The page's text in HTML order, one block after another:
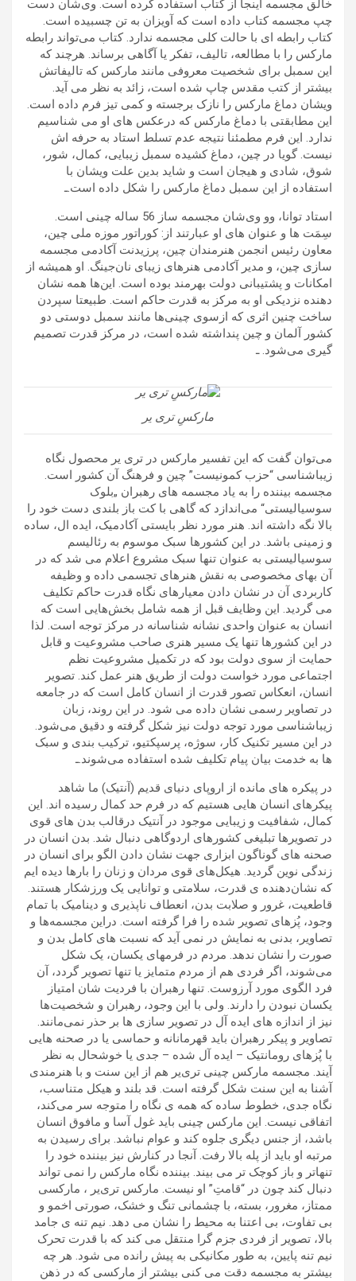
خالق مجسمه اینجا از کتاب استفاده کرده است. وی‌شان دست
چپ مجسمه کتاب داده است که آویزان به تن چسبیده است.
کتاب رابطه ای با حالت کلی مجسمه ندارد. کتاب می‌تواند رابطه
مارکس را با مطالعه، تالیف، تفکر یا آگاهی برساند. هرچند که
این سمبل برای شخصیت معروفی مانند مارکس که تالیفاتش
بیشتر از کتب مقدس چاپ شده است، زائد به نظر می آید.
ویشان دماغ مارکس را نازک برجسته و کمی تیز فرم داده است.
این مطابقتی با دماغ مارکس که درعکس های او می شناسیم
ندارد. این فرم مطمئنا نتیجه عدم تسلط استاد به حرفه اش
نیست. گویا در چین، دماغ کشیده سمبل زیبایی، کمال، شور،
شوق، شادی و هیجان است و شاید بدین علت ویشان با
استفاده از این سمبل دماغ مارکس را شکل داده است.ـ
استاد توانا، وو وی‌شان مجسمه ساز 56 ساله چینی است.
سِمَت ها و عنوان های او عبارتند از: کوراتور موزه ملی چین،
معاون رئیس انجمن هنرمندان چین، پرزیدنت آکادمی مجسمه
سازی چین، و مدیر آکادمی هنرهای زیبای نان‌جینگ. او همیشه از
امکانات و پشتیبانی دولت بهرمند بوده است. این‌ها همه نشان
دهنده نزدیکی او به مرکز به قدرت حاکم است. طبیعتا سپردن
ساخت چنین اثری که ازسوی چینی‌ها مانند سمبل دوستی دو
کشور آلمان و چین پنداشته شده است، در مرکز قدرت تصمیم
گیری می‌شود. ـ
مارکسِ تری یر
می‌توان گفت که این تفسیر مارکس در تری یر محصول نگاه
زیباشناسی “حزب کمونیست” چین و فرهنگ آن کشور است.
مجسمه بیننده را به یاد مجسمه های رهبران „بلوک
سوسیالیستی“ می‌اندازد که گاهی با کت باز بلندی دست خود را
بالا نگه داشته اند. هنر مورد نظر بایستی آکادمیک، ایده‌ ال، ساده
و زمینی باشد. در این کشورها سبک موسوم ‌به رئالیسم
سوسیالیستی به عنوان تنها سبک مشروع اعلام می شد که در
آن بهای مخصوصی به نقش هنرهای تجسمی داده و وظیفه
کاربردی آن در نشان دادن معیارهای نگاه قدرت حاکم تکلیف
می گردید. این وظایف قبل از همه شامل بخش‌هایی است که
انسان به عنوان واحدی نشانه شناسانه در مرکز توجه است. لذا
در این کشورها تنها یک مسیر هنری صاحب مشروعیت و قابل
حمایت از سوی دولت بود که در تکمیل مشروعیت نظم
اجتماعی مورد خواست دولت از طریق هنر عمل کند. تصویر
انسان، انعکاس تصور قدرت از انسان کامل است که در جامعه
در تصاویر رسمی نشان داده می شود. در این روند، زبان
زیباشناسی مورد توجه دولت نیز شکل گرفته و دقیق می‌شود.
در این مسیر تکنیک کار، سوژه، پرسپکتیو، ترکیب بندی و سبک
ها به خدمت بیان پیام تکلیف شده استفاده می‌شوند.ـ
در پیکره های مانده از اروپای دنیای قدیم (آنتیک) ما شاهد
پیکرهای انسان هایی هستیم که در فرم حد کمال رسیده اند. این
کمال، شفافیت و زیبایی موجود در آنتیک درقالب بدن های قوی
در تصویرها تبلیغی کشورهای اردوگاهی دنبال شد. بدن انسان در
صحنه های گوناگون ابزاری جهت نشان دادن الگو برای انسان در
زندگی نوین گردید. هیکل‌های قوی مردان و زنان را بارها دیده‌ ایم
که نشان‌دهنده ی قدرت، سلامتی و توانایی یک ورزشکار هستند.
قاطعیت، غرور و صلابت بدن، انعطاف ناپذیری و دینامیک با تمام
وجود، پُزهای تصویر شده را فرا گرفته است. دراین مجسمه‌ها و
تصاویر، بدنی به نمایش در نمی آید که نسبت های کامل بدن و
صورت را نشان ندهد. مردم در فرمهای یکسان، یک شکل
می‌شوند، اگر فردی هم از مردم متمایز یا تنها تصویر گردد، آن
فرد الگوی مورد آرزوست. تنها رهبران با فردیت شان امتیاز
یکسان نبودن را دارند. ولی با این وجود، رهبران و شخصیت‌ها
نیز از اندازه های ایده آل در تصویر سازی ها بر حذر نمی‌مانند.
تصاویر و پیکر رهبران باید قهرمانانه و حماسی یا در صحنه هایی
با پُزهای رومانتیک – ایده آل شده – جدی یا خوشحال ‌به نظر
آیند. مجسمه مارکس چینی تری‌یر هم از این سنت و با هنرمندی
آشنا به این سنت شکل گرفته است. قد بلند و هیکل متناسب،
نگاه جدی، خطوط ساده که همه ی نگاه را متوجه سر می‌کند،
اتفاقی نیست. این مارکس چینی باید غول آسا و مافوق انسان
باشد، از جنس دیگری جلوه کند و عوام نباشد. برای رسیدن به
مرتبه او باید از پله بالا رفت. آنجا در کنارش نیز بیننده خود را
تنهاتر و باز کوچک تر می بیند. بیننده نگاه مارکس را نمی تواند
دنبال کند چون در “قامتِ” او نیست. مارکس تری‌یر ، مارکسی
ممتاز، مغرور، بسته، با چشمانی تنگ و خشک، صورتی اخمو و
بی تفاوت، بی اعتنا به محیط را نشان می دهد. نیم تنه ی جامد
بالا، تصویر از فردی جزم گرا منتقل می کند که با قدرت تحرک
نیم تنه پایین، به طور مکانیکی به پیش رانده می شود. هر چه
بیشتر به مجسمه دقت می کنی بیشتر از مارکسی که در ذهن